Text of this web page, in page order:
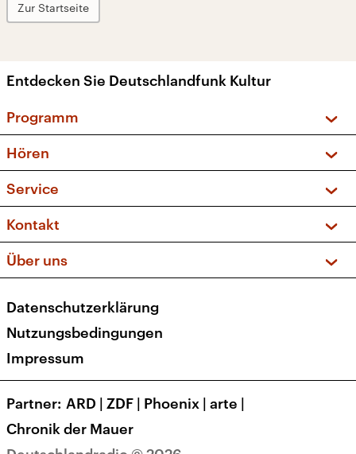
Zur Startseite
Entdecken Sie Deutschlandfunk Kultur
Programm
Sendungen und Podcasts
Musikliste
Kakadu – Das Kinderprogramm
Hören
Frequenzen (UKW + DAB+)
Service
FAQ
Apps
Newsletter
Veranstaltungen
Kontakt
Social Media
Über uns
Presse
Karriere
Transparenz
Datenschutzerklärung
Nutzungsbedingungen
Impressum
Partner ARD | ZDF | Phoenix | arte |
Chronik der Mauer